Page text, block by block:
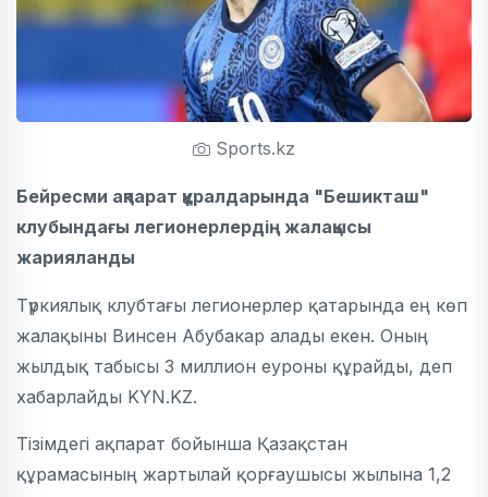
Sports.kz
Бейресми ақпарат құралдарында "Бешикташ"
клубындағы легионерлердің жалақысы
жарияланды
Түркиялық клубтағы легионерлер қатарында ең көп
жалақыны Винсен Абубакар алады екен. Оның
жылдық табысы 3 миллион еуроны құрайды, деп
хабарлайды KYN.KZ.
Тізімдегі ақпарат бойынша Қазақстан
құрамасының жартылай қорғаушысы жылына 1,2